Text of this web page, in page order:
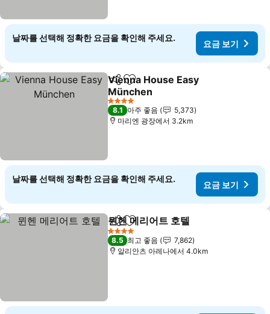
날짜를 선택해 정확한 요금을 확인해 주세요.
요금 보기
공유 즐겨찾기에 추가
Vienna House Easy
München
4 성급
8.1 아주 좋음
5,373
마리엔 광장에서 3.2km
날짜를 선택해 정확한 요금을 확인해 주세요.
요금 보기
공유 즐겨찾기에 추가
뮌헨 메리어트 호텔
4 성급
8.5 최고 좋음
7,862
알리안츠 아레나에서 4.0km